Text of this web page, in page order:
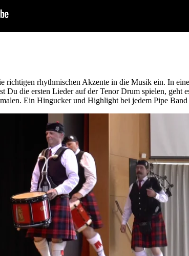
rhythmischen Akzente in die Musik ein. In
Du die ersten Lieder auf der Tenor Drum spielen,
Ein Hingucker und Highlight bei jedem Pipe